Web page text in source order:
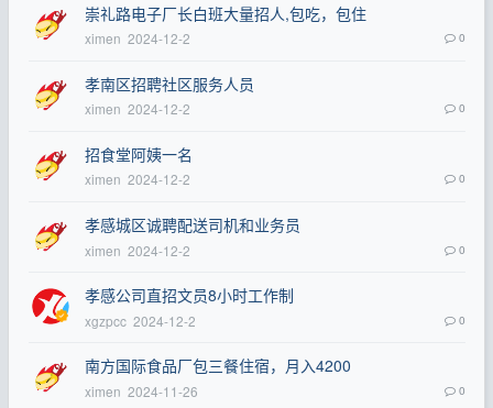
崇礼路电子厂长白班大量招人,包吃，包住
ximen 2024-12-2 0
孝南区招聘社区服务人员
ximen 2024-12-2 0
招食堂阿姨一名
ximen 2024-12-2 0
孝感城区诚聘配送司机和业务员
ximen 2024-12-2 0
孝感公司直招文员8小时工作制
xgzpcc 2024-12-2 0
南方国际食品厂包三餐住宿，月入4200
ximen 2024-11-26 0